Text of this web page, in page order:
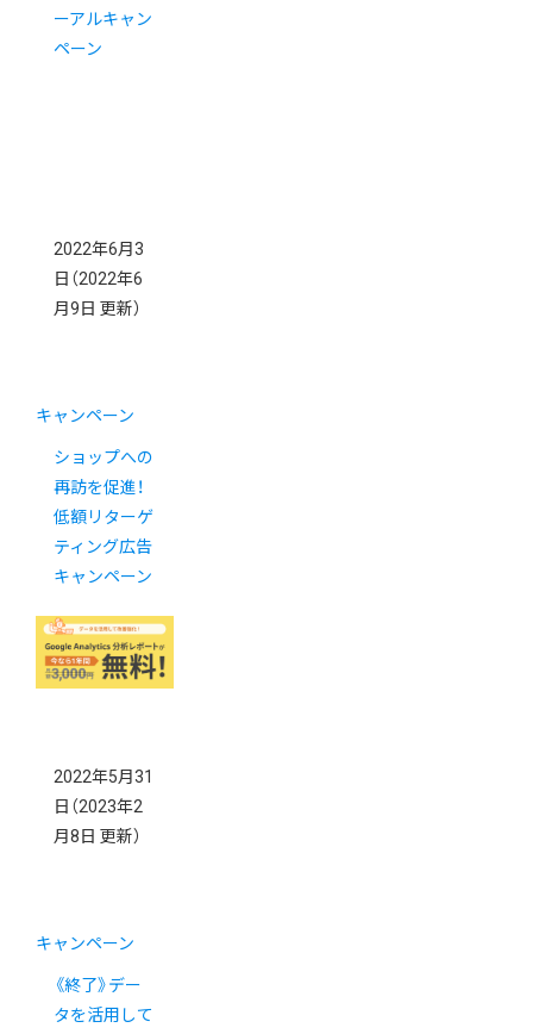
ーアルキャン
ペーン
2022年6月3
日 （2022年6
月9日 更新）
キャンペーン
ショップへの
再訪を促進！
低額リターゲ
ティング広告
キャンペーン
2022年5月31
日 （2023年2
月8日 更新）
キャンペーン
《終了》デー
タを活用して